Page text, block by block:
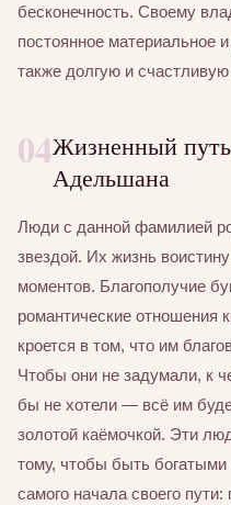
бесконечность. Своему
постоянное материальное
также долгую и
04Жизненный
Адельшана
Люди с данной фамилией
звездой. Их жизнь
моментов. Благополучие
романтические отношения
кроется в том, что им
Чтобы они не задумали, к
бы не хотели — всё им
золотой каёмочкой. Эти
тому, чтобы быть
самого начала своего